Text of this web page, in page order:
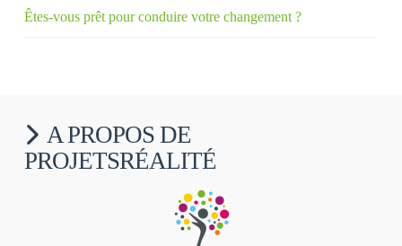
Êtes-vous prêt pour conduire votre changement ?
A PROPOS DE
PROJETSRÉALITÉ